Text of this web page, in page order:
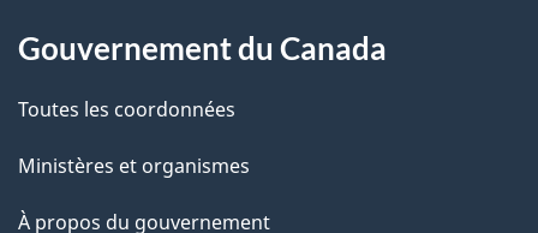
i
l
s
d
propos
de
ce
site
Gouvernement du Canada
Toutes les coordonnées
Ministères et organismes
À propos du gouvernement